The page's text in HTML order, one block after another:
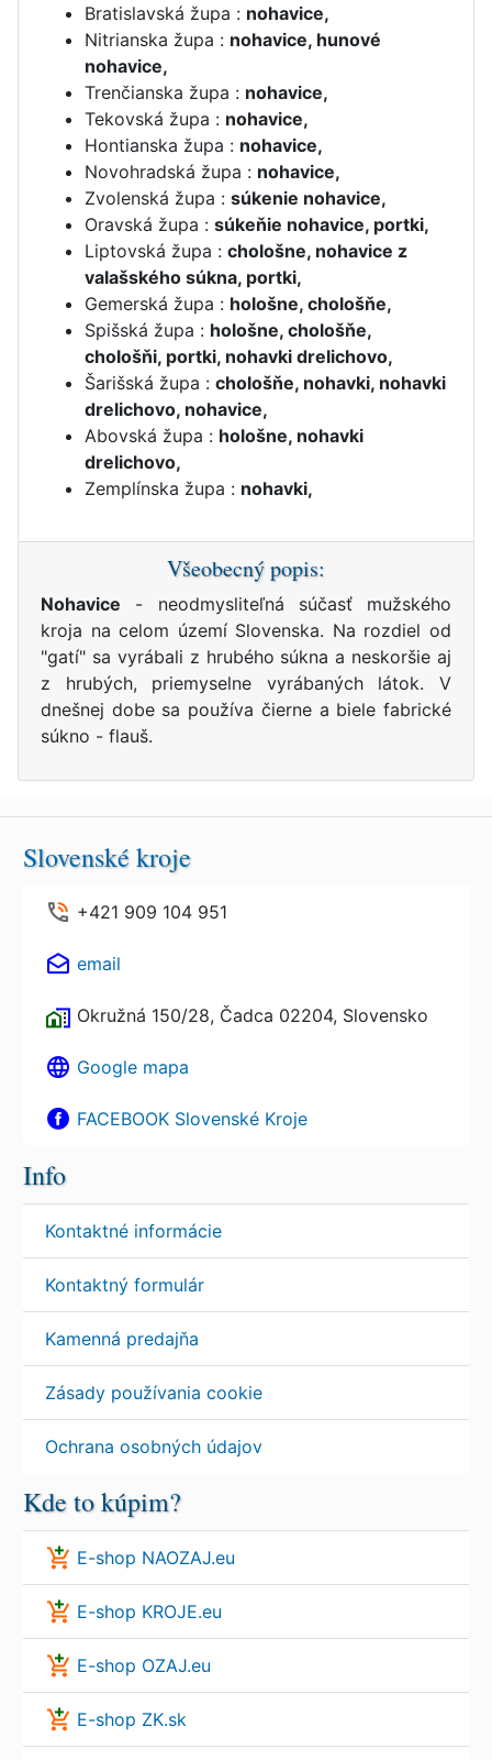
Bratislavská župa : nohavice,
Nitrianska župa : nohavice, hunové
nohavice,
Trenčianska župa : nohavice,
Tekovská župa : nohavice,
Hontianska župa : nohavice,
Novohradská župa : nohavice,
Zvolenská župa : súkenie nohavice,
Oravská župa : súkeňie nohavice, portki,
Liptovská župa : chološne, nohavice z
valašského súkna, portki,
Gemerská župa : hološne, chološňe,
Spišská župa : hološne, chološňe,
chološňi, portki, nohavki drelichovo,
Šarišská župa : chološňe, nohavki, nohavki
drelichovo, nohavice,
Abovská župa : hološne, nohavki
drelichovo,
Zemplínska župa : nohavki,
Všeobecný popis:
Nohavice - neodmysliteľná súčasť mužského
kroja na celom území Slovenska. Na rozdiel od
"gatí" sa vyrábali z hrubého súkna a neskoršie aj
z hrubých, priemyselne vyrábaných látok. V
dnešnej dobe sa používa čierne a biele fabrické
súkno - flauš.
Slovenské kroje
+421 909 104 951
email
Okružná 150/28, Čadca 02204, Slovensko
Google mapa
FACEBOOK Slovenské Kroje
Info
Kontaktné informácie
Kontaktný formulár
Kamenná predajňa
Zásady používania cookie
Ochrana osobných údajov
Kde to kúpim?
E-shop NAOZAJ.eu
E-shop KROJE.eu
E-shop OZAJ.eu
E-shop ZK.sk